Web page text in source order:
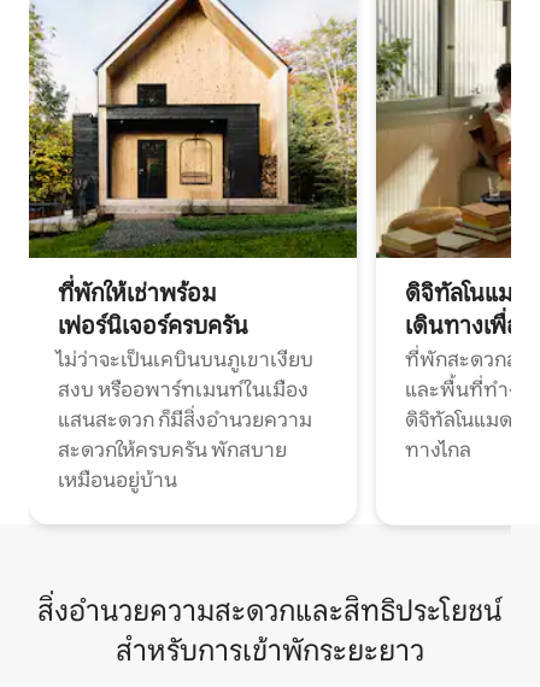
ที่พักให้เช่าพร้อม
เฟอร์นิเจอร์ครบครัน
ไม่ว่าจะเป็นเคบินบนภูเขาเงียบ
สงบ หรืออพาร์ทเมนท์ในเมือง
แสนสะดวก ก็มีสิ่งอำนวยความ
สะดวกให้ครบครัน พักสบาย
เหมือนอยู่บ้าน
ดิจิทัลโนแมด
เดินทางเพื่อ
ที่พักสะดวกสบ
และพื้นที่ทำงา
ดิจิทัลโนแมดแ
ทางไกล
สิ่งอำนวยความสะดวกและสิทธิประโยชน์
สำหรับการเข้าพักระยะยาว